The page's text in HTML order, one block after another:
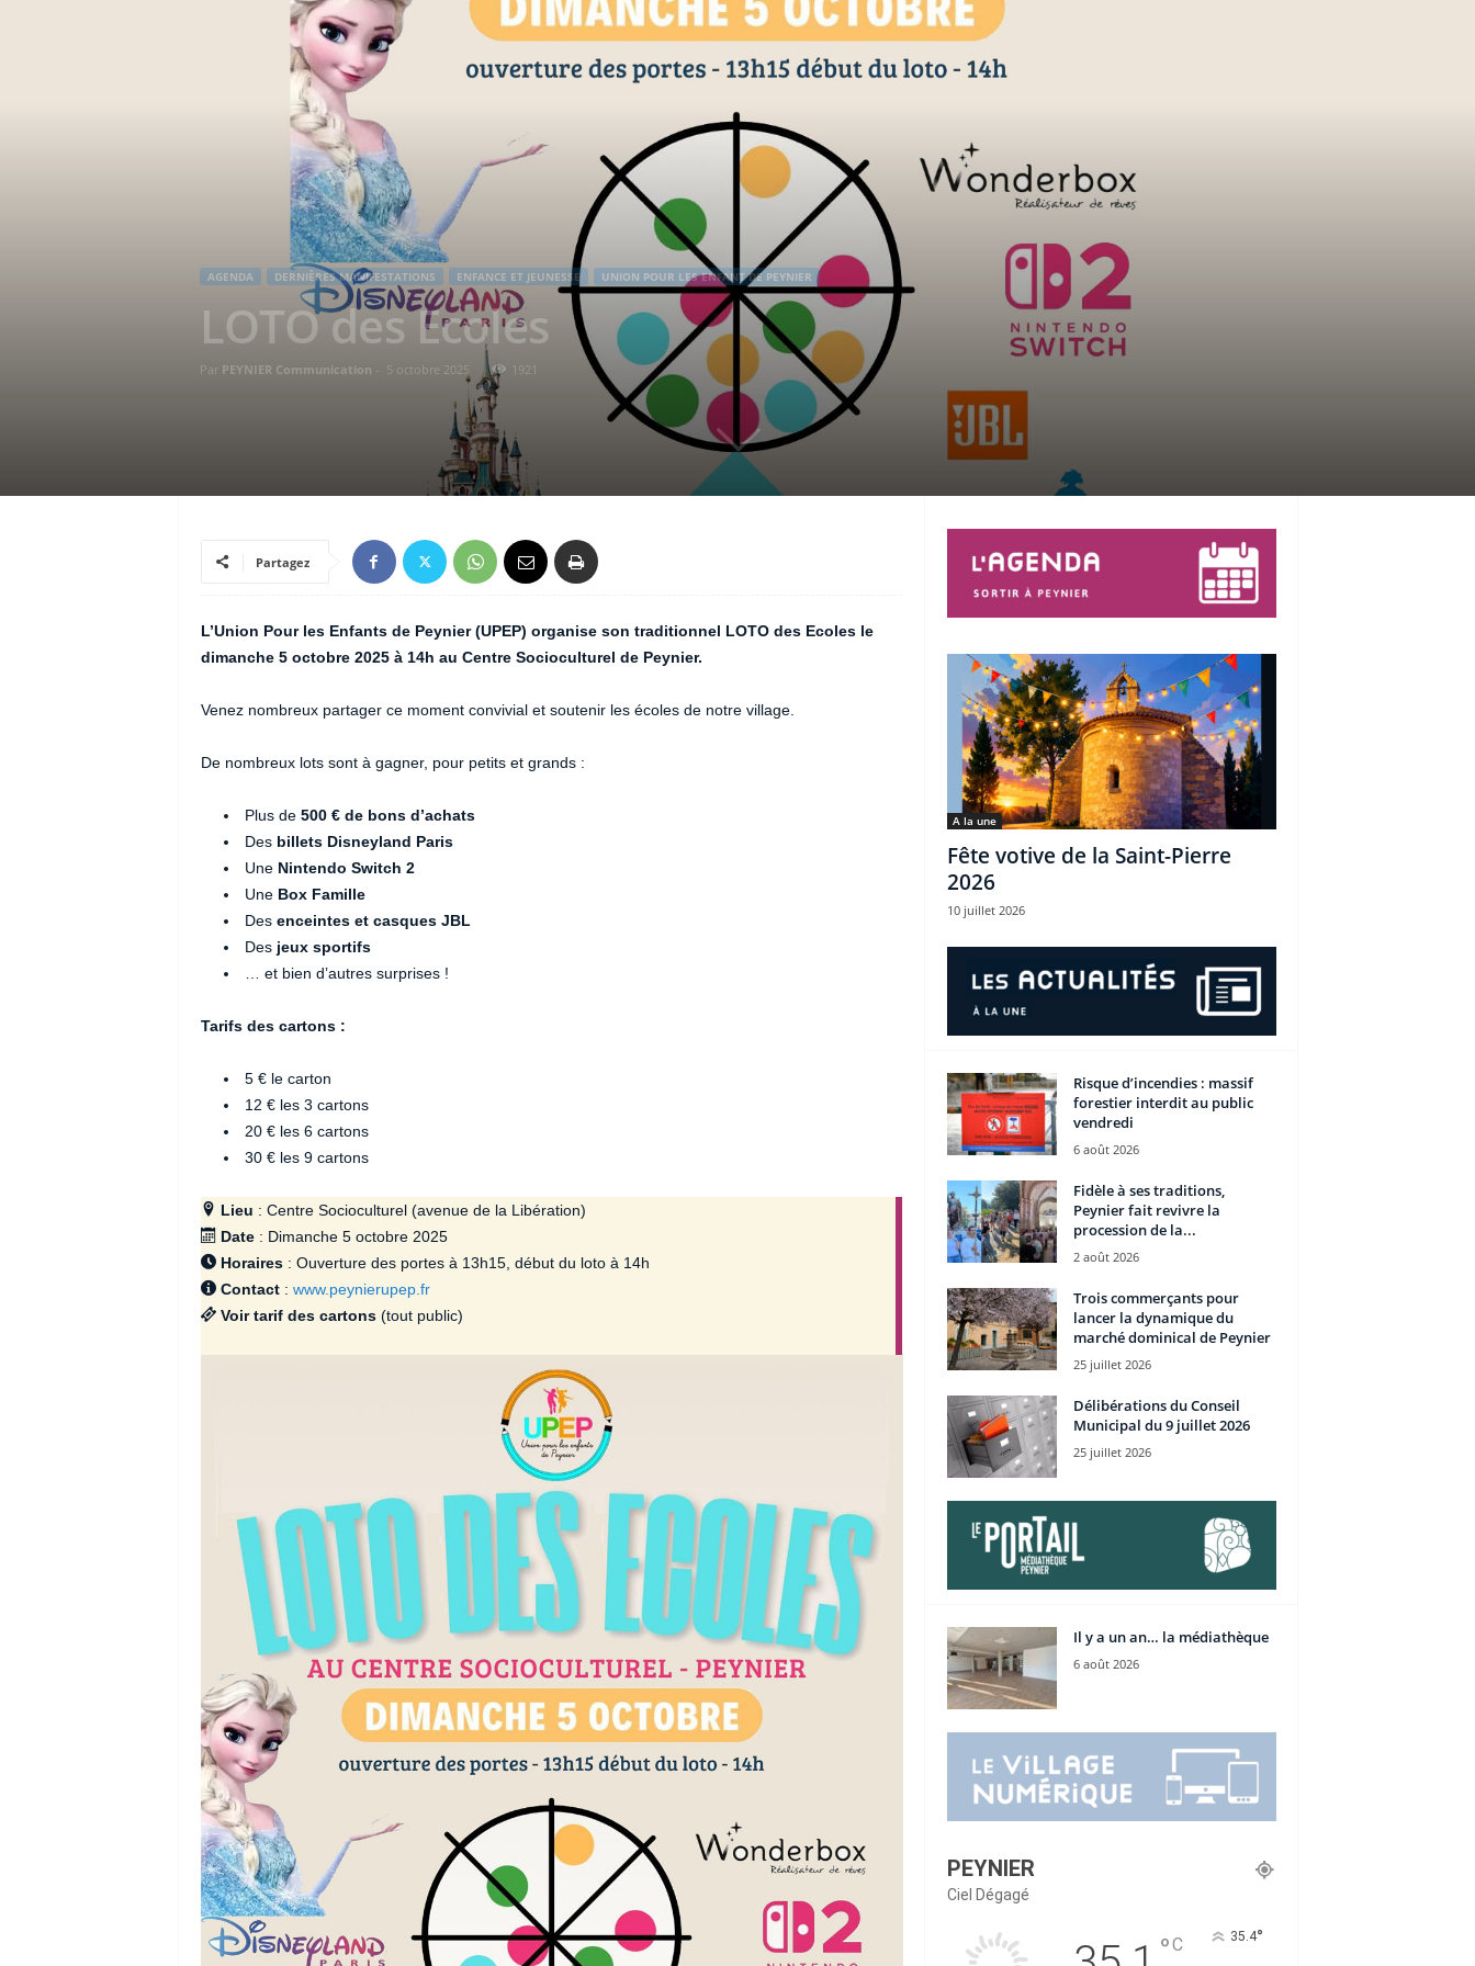
AGENDA DERNIÈRES MANIFESTATIONS ENFANCE ET JEUNESSE UNION POUR LES ENFANT DE PEYNIER
LOTO des Ecoles
Par PEYNIER Communication - 5 octobre 2025 1921
Partagez
L’Union Pour les Enfants de Peynier (UPEP) organise son traditionnel LOTO des Ecoles le
dimanche 5 octobre 2025 à 14h au Centre Socioculturel de Peynier.
Venez nombreux partager ce moment convivial et soutenir les écoles de notre village.
De nombreux lots sont à gagner, pour petits et grands :
Plus de 500 € de bons d’achats
Des billets Disneyland Paris
Une Nintendo Switch 2
Une Box Famille
Des enceintes et casques JBL
Des jeux sportifs
… et bien d’autres surprises !
Tarifs des cartons :
5 € le carton
12 € les 3 cartons
20 € les 6 cartons
30 € les 9 cartons
Lieu : Centre Socioculturel (avenue de la Libération)
Date: Dimanche 5 octobre 2025
Horaires: Ouverture des portes à 13h15, début du loto à 14h
Contact: www.peynierupep.fr
Voir tarif des cartons(tout public)
A la une
Fête votive de la Saint-Pierre
2026
10 juillet 2026
Risque d’incendies : massif
forestier interdit au public
vendredi
6 août 2026
Fidèle à ses traditions,
Peynier fait revivre la
procession de la...
2 août 2026
Trois commerçants pour
lancer la dynamique du
marché dominical de Peynier
25 juillet 2026
Délibérations du Conseil
Municipal du 9 juillet 2026
25 juillet 2026
Il y a un an… la médiathèque
6 août 2026
PEYNIER
Ciel Dégagé
°C 35.4°